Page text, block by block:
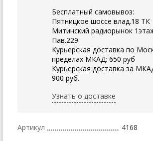
Бесплатный самовывоз:
Пятницкое шоссе влад.18 ТК
Митинский радиорынок
Пав.229
Курьерская доставка по
пределах МКАД: 650 руб
Курьерская доставка за
900 руб.
Узнать о доставке
Артикул 4168